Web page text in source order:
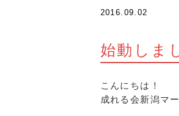
2016.09.02
始動しま
こんにちは！
成れる会新潟マ